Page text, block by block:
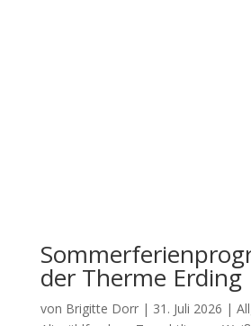
der Therme Erding
von Brigitte Dorr| 31. Juli 2026 |